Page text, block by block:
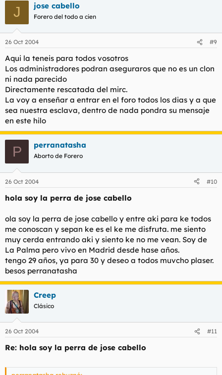
J jose cabello
Forero del todo a cien
26 Oct 2004 #9
Aqui la teneis para todos vosotros
Los administradores podran aseguraros que no es un clon
ni nada parecido
Directamente rescatada del mirc.
La voy a enseñar a entrar en el foro todos los dias y a que
sea nuestra esclava, dentro de nada pondra su mensaje
en este hilo
P perranatasha
Aborto de Forero
26 Oct 2004 #10
hola soy la perra de jose cabello
ola soy la perra de jose cabello y entre aki para ke todos
me conoscan y sepan ke es el ke me disfruta. me siento
muy cerda entrando aki y siento ke no me vean. Soy de
La Palma pero vivo en Madrid desde hase años.
tengo 29 años, ya para 30 y deseo a todos muvcho plaser.
besos perranatasha
Creep
Clásico
26 Oct 2004 #11
Re: hola soy la perra de jose cabello